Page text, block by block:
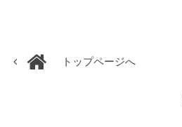
トップページへ